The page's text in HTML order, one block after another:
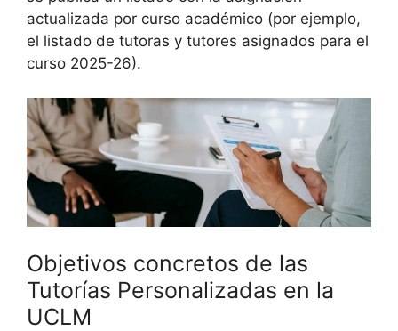
actualizada por curso académico (por ejemplo,
el listado de tutoras y tutores asignados para el
curso 2025-26).
Objetivos concretos de las
Tutorías Personalizadas en la
UCLM